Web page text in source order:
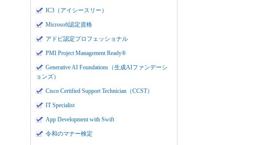
IC3（アイシースリー）
Microsoft認定資格
アドビ認定プロフェッショナル
PMI Project Management Ready®
Generative AI Foundations（生成AIファンデーシ
ョンズ）
Cisco Certified Support Technician（CCST）
IT Specialist
App Development with Swift
令和のマナー検定